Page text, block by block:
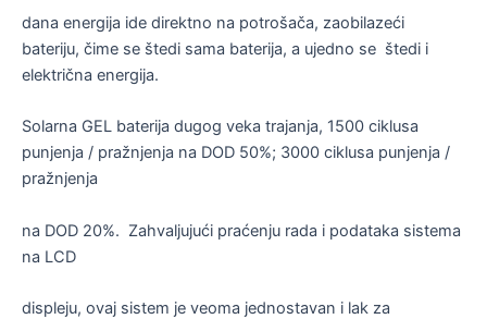
dana energija ide direktno na potrošača, zaobilazeći
bateriju, čime se štedi sama baterija, a ujedno se štedi i
električna energija.
Solarna GEL baterija dugog veka trajanja, 1500 ciklusa
punjenja / pražnjenja na DOD 50%; 3000 ciklusa punjenja /
pražnjenja
na DOD 20%. Zahvaljujući praćenju rada i podataka sistema
na LCD
displeju, ovaj sistem je veoma jednostavan i lak za